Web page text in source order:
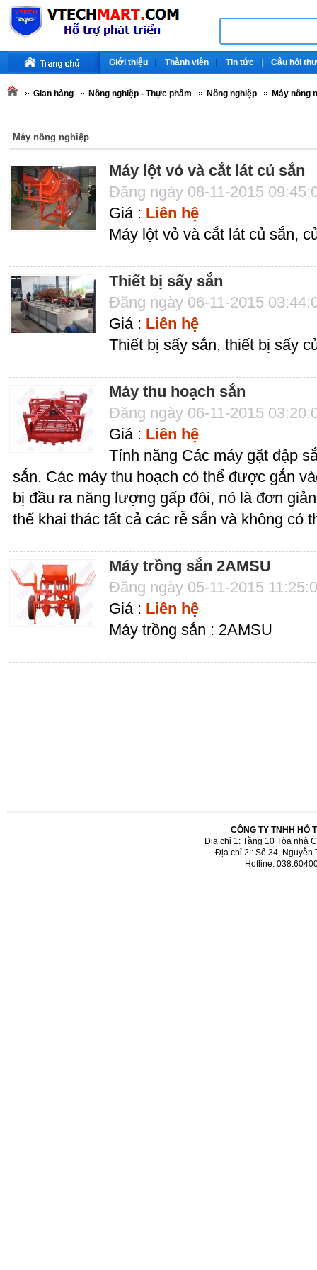
Giới thiệu Thành viên Tin tức Câu hỏi
Gian hàng Nông nghiệp - Thực phẩm Nông nghiệp Máy nông
Máy nông nghiệp
Máy lột vỏ và cắt lát củ sắn
Đăng ngày 08-11-2015
Giá : Liên hệ
Máy lột vỏ và cắt lát củ sắn,
Thiết bị sấy sắn
Đăng ngày 06-11-2015
Giá : Liên hệ
Thiết bị sấy sắn, thiết bị sấy
Máy thu hoạch sắn
Đăng ngày 06-11-2015
Giá : Liên hệ
Tính năng Các máy gặt đập
sắn. Các máy thu hoạch có thể được gắn
bị đầu ra năng lượng gấp đôi, nó là đơn
thể khai thác tất cả các rễ sắn và không có
Máy trồng sắn 2AMSU
Đăng ngày 05-11-2015
Giá : Liên hệ
Máy trồng sắn : 2AMSU
CÔNG TY TNHH HỖ
Địa chỉ 1: Tầng 10 Tòa nhà
Địa chỉ 2 : Số 34, Nguyễn
Hotline: